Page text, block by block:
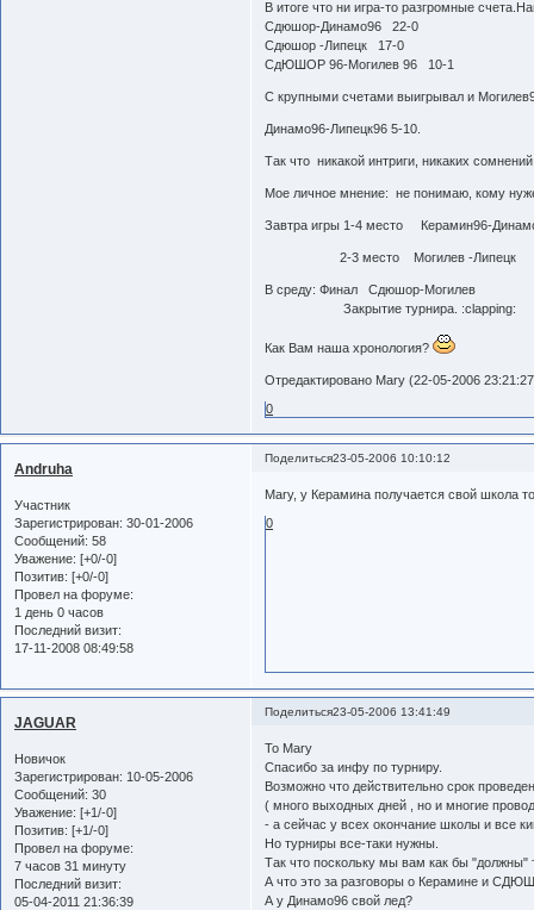
В итоге что ни игра-то разгромные
Сдюшор-Динамо96 22-0
Сдюшор -Липецк 17-0
СдЮШОР 96-Могилев 96 10-1
С крупными счетами выигрывал и
Динамо96-Липецк96 5-10.
Так что никакой интриги, никаких
Мое личное мнение: не понимаю, кому
Завтра игры 1-4 место Керамин96-
2-3 место Могилев -Липецк
В среду: Финал Сдюшор-Могилев
Закрытие турнира. :clapping:
Как Вам наша хронология?
Отредактировано Mary (22-05-2006
0
Поделиться23-05-2006 10:10:12
Andruha
Участник
Зарегистрирован: 30-01-2006
Сообщений: 58
Уважение: [+0/-0]
Позитив: [+0/-0]
Провел на форуме:
1 день 0 часов
Последний визит:
17-11-2008 08:49:58
Mary, у Керамина получается свой школа
0
Поделиться23-05-2006 13:41:49
JAGUAR
Новичок
Зарегистрирован: 10-05-2006
Сообщений: 30
Уважение: [+1/-0]
Позитив: [+1/-0]
Провел на форуме:
7 часов 31 минуту
Последний визит:
05-04-2011 21:36:39
To Mary
Спасибо за инфу по турниру.
Возможно что действительно срок
( много выходных дней , но и многие
- а сейчас у всех окончание школы и все
Но турниры все-таки нужны.
Так что поскольку мы вам как бы "должны"
А что это за разговоры о Керамине и
А у Динамо96 свой лед?